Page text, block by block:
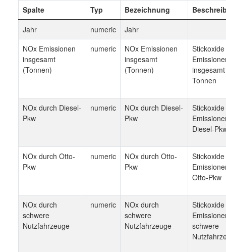
Spalte Typ Bezeichnung
Jahr
numeric
Jahr
NOx Emissionen
insgesamt
(Tonnen)
numeric
NOx Emissionen
insgesamt
(Tonnen)
Tonnen
NOx durch Diesel-
Pkw
numeric
NOx durch Diesel-
Pkw
Diesel-
NOx durch Otto-
Pkw
numeric
NOx durch Otto-
Pkw
Otto-Pkw
NOx durch
schwere
Nutzfahrzeuge
numeric
NOx durch
schwere
Nutzfahrzeuge
schwere